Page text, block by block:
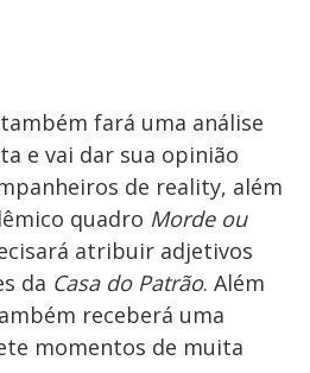
fará uma análise
e vai dar sua opinião
de reality, além
quadro Morde ou
atribuir adjetivos
da Casa do Patrão. Além
receberá uma
momentos de muita